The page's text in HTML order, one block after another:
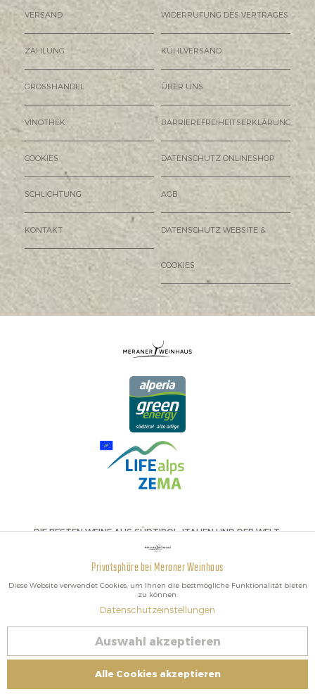
VERSAND WIDERRUFUNG DES VERTRAGES
ZAHLUNG KÜHLVERSAND
GROSSHANDEL ÜBER UNS
VINOTHEK BARRIEREFREIHEITSERKLÄRUNG
COOKIES DATENSCHUTZ ONLINESHOP
SCHLICHTUNG AGB
KONTAKT DATENSCHUTZ WEBSITE &
COOKIES
DIE BESTEN WEINE AUS SÜDTIROL, ITALIEN UND DER WELT.
Vertrag widerrufen
| MwSt-Nr. IT02578060218 | Bio-Zertifiziert:
Tracking Inaktiv
Privatsphäre bei Meraner Weinhaus
Diese Website verwendet Cookies, um Ihnen die bestmögliche Funktionalität bieten
zu können.
Datenschutzeinstellungen
Auswahl akzeptieren
Alle Cookies akzeptieren